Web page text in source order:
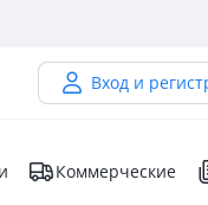
Вход и
Коммерческие